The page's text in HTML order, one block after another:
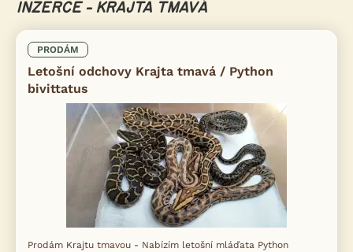
INZERCE - KRAJTA TMAVÁ
PRODÁM
Letošní odchovy Krajta tmavá / Python
bivittatus
Prodám Krajtu tmavou - Nabízím letošní mláďata Python